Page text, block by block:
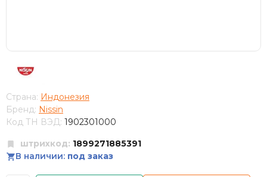
Страна: Индонезия
Бренд: Nissin
Код ТН ВЭД: 1902301000
штрихкод: 1899271885391
В наличии: под заказ